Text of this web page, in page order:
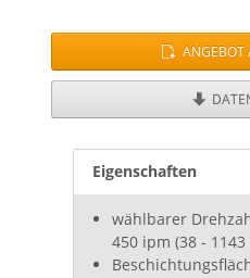
ANGEBOT
Eigenschaften
wählbarer
450 ipm (38 - 1143